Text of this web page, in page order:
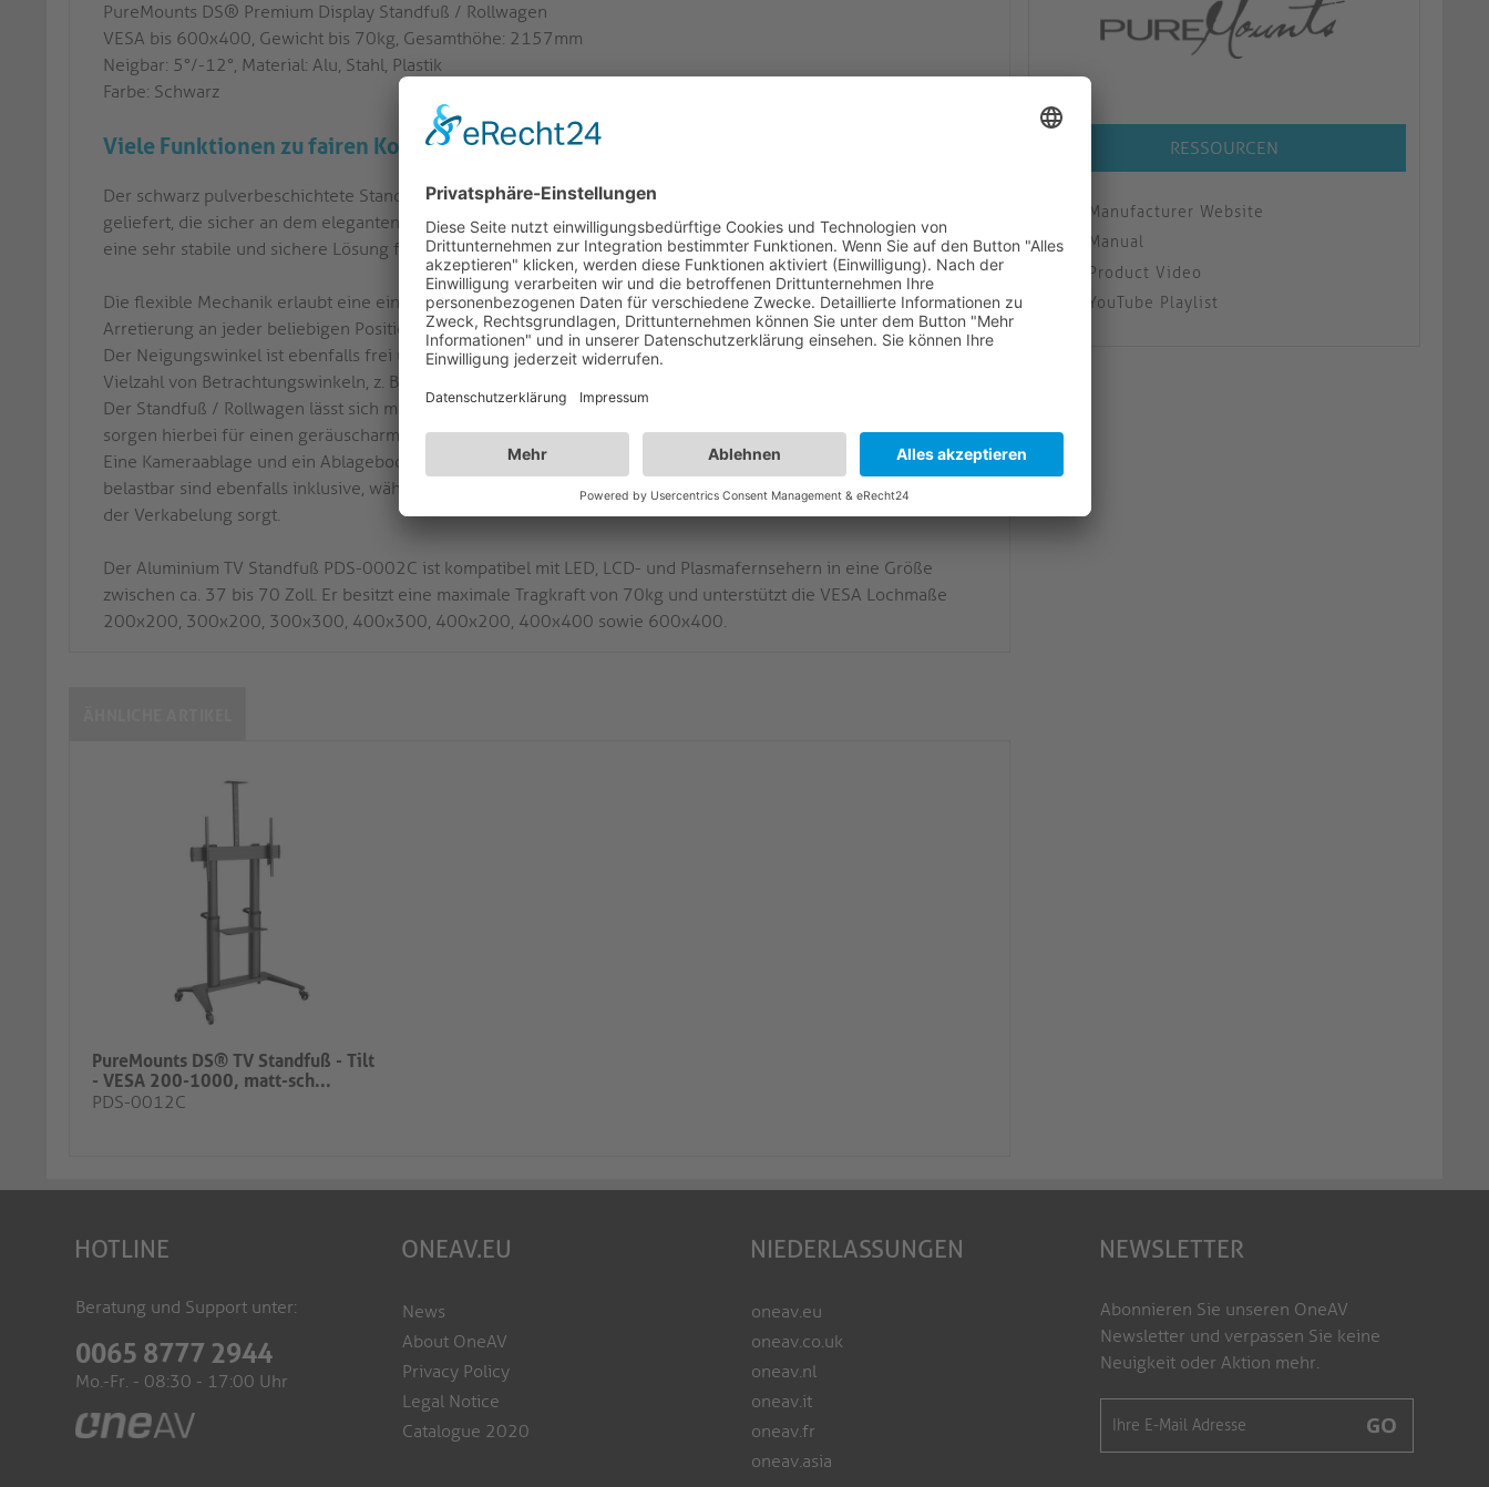
RESSOURCEN
Manufacturer Website
Manual
Product Video
YouTube Playlist
PureMounts DS® Premium Display Standfuß / Rollwagen
VESA bis 600x400, Gewicht bis 70kg, Gesamthöhe: 2157mm
Neigbar: 5°/-12°, Material: Alu, Stahl, Plastik
Farbe: Schwarz
Viele Funktionen zu fairen Konditionen
Der schwarz pulverbeschichtete Standfuß PDS-0002C wird mit einer ultrastarken, leichten Aluminiumsäule
geliefert, die sicher an dem eleganten Sockel mit breitem Querverbinder befestigt ist. Zusammen sorgt dies für
eine sehr stabile und sichere Lösung für große und schwere Displays.
Die flexible Mechanik erlaubt eine einfache Drehbarkeit ins Quer- oder Hochformat sowie die stufenlose
Arretierung an jeder beliebigen Position entlang der Säule in Höhen zwischen 1.250m und 1.600mm.
Der Neigungswinkel ist ebenfalls frei und ohne Werkzeug im Bereich 5° bis -12° einstellbar und bietet so eine
Vielzahl von Betrachtungswinkeln, z. B. zur Vermeidung von Reflexionen.
Der Standfuß / Rollwagen lässt sich mit Hilfe des großzügigen Griffs leicht bewegen - Vier feststellbare Rollen
sorgen hierbei für einen geräuscharmen Transport mit maximaler Stabilität auf dem Weg.
Eine Kameraablage und ein Ablageboden für Geräte und Material, beide höhenverstellbar und bis zu 5kg
belastbar sind ebenfalls inklusive, während das integrierte Kabelmanagementsystem für Ordnung und Schutz
der Verkabelung sorgt.
Der Aluminium TV Standfuß PDS-0002C ist kompatibel mit LED, LCD- und Plasmafernsehern in eine Größe
zwischen ca. 37 bis 70 Zoll. Er besitzt eine maximale Tragkraft von 70kg und unterstützt die VESA Lochmaße
200x200, 300x200, 300x300, 400x300, 400x200, 400x400 sowie 600x400.
PureMounts DS® TV Standfuß - Tilt
- VESA 200-1000, matt-sch...
PDS-0012C
HOTLINE
Beratung und Support unter:
0065 8777 2944
Mo.-Fr. - 08:30 - 17:00 Uhr
ONEAV.EU
News
About OneAV
Privacy Policy
Legal Notice
Catalogue 2020
NIEDERLASSUNGEN
oneav.eu
oneav.co.uk
oneav.nl
oneav.it
oneav.fr
oneav.asia
NEWSLETTER
Abonnieren Sie unseren OneAV
Newsletter und verpassen Sie keine
Neuigkeit oder Aktion mehr.